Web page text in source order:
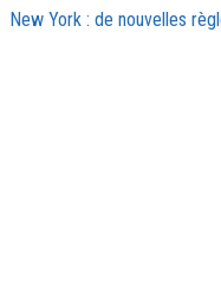
New York : de nouvelles